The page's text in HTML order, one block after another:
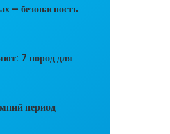
– безопасность
7 пород для
период